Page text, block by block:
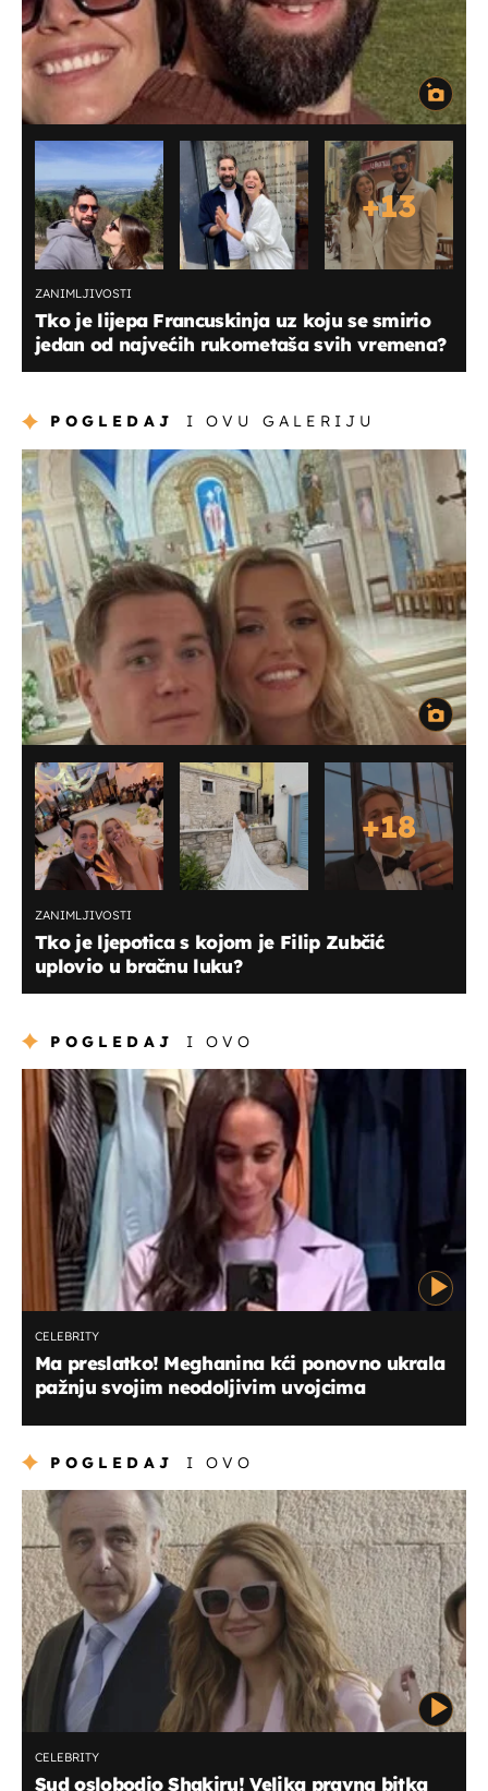
+13
ZANIMLJIVOSTI
Tko je lijepa Francuskinja uz koju se smirio
jedan od najvećih rukometaša svih vremena?
POGLEDAJ I OVU GALERIJU
+18
ZANIMLJIVOSTI
Tko je ljepotica s kojom je Filip Zubčić
uplovio u bračnu luku?
POGLEDAJ I OVO
CELEBRITY
Ma preslatko! Meghanina kći ponovno ukrala
pažnju svojim neodoljivim uvojcima
POGLEDAJ I OVO
CELEBRITY
Sud oslobodio Shakiru! Velika pravna bitka